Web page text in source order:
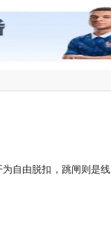
自由脱扣，跳闸则是线